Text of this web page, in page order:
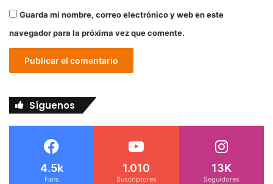
Guarda mi nombre, correo electrónico y web en este
navegador para la próxima vez que comente.
Síguenos
4.5k
Fans
1.010
Suscriptores
13K
Seguidores